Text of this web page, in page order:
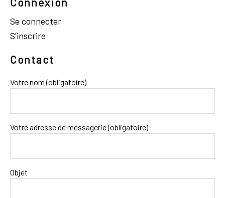
Se connecter
S'inscrire
Contact
Votre nom (obligatoire)
Votre adresse de messagerie (obligatoire)
Objet